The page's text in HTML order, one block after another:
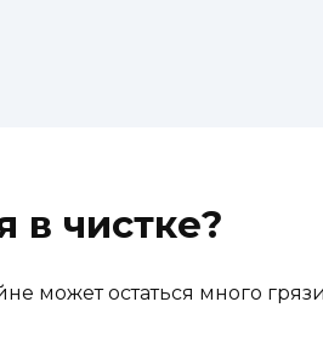
в чистке?
может остаться много